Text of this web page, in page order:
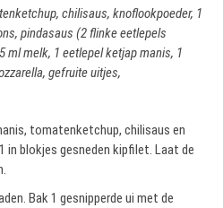
chilisaus, knoflookpoeder, 1
pindasaus (2 flinke eetlepels
ml melk, 1 eetlepel ketjap manis, 1
gefruite uitjes,
tomatenketchup, chilisaus en
in blokjes gesneden kipfilet. Laat de
Bak 1 gesnipperde ui met de